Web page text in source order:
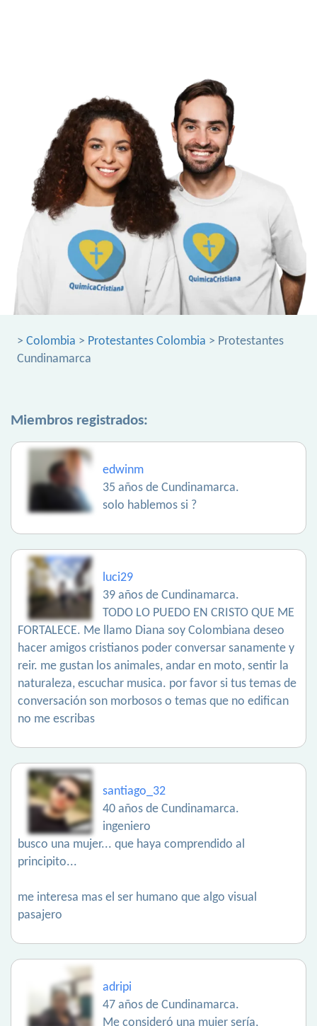
> Colombia > Protestantes Colombia > Protestantes
Cundinamarca
Miembros registrados:
edwinm
35 años de Cundinamarca.
solo hablemos si ?
luci29
39 años de Cundinamarca.
TODO LO PUEDO EN CRISTO QUE ME
FORTALECE. Me llamo Diana soy Colombiana deseo
hacer amigos cristianos poder conversar sanamente y
reir. me gustan los animales, andar en moto, sentir la
naturaleza, escuchar musica. por favor si tus temas de
conversación son morbosos o temas que no edifican
no me escribas
santiago_32
40 años de Cundinamarca.
ingeniero
busco una mujer... que haya comprendido al
principito...
me interesa mas el ser humano que algo visual
pasajero
adripi
47 años de Cundinamarca.
Me consideró una mujer sería,